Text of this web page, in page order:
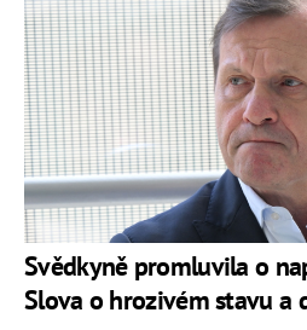
Svědkyně promluvila o
Slova o hrozivém stavu a